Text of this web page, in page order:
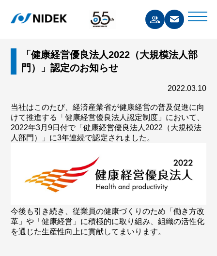
「健康経営優良法人2022（大規模法人部
門）」認定のお知らせ
2022.03.10
当社はこのたび、経済産業省が健康経営の普及促進に向
けて推進する「健康経営優良法人認定制度」において、
2022年3月9日付で「健康経営優良法人2022（大規模法
人部門）」に3年連続で認定されました。
今後も引き続き、従業員の健康づくりのため「働き方改
革」や「健康経営」に積極的に取り組み、組織の活性化
を通じた生産性向上に貢献してまいります。